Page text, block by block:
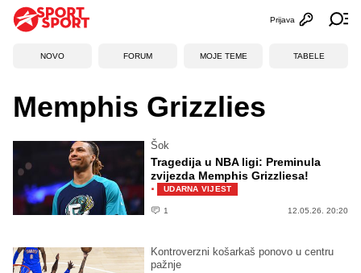
Otvori
Prijava
NOVO FORUM MOJE TEME TABELE
Memphis Grizzlies
Šok
Tragedija u NBA ligi: Preminula
zvijezda Memphis Grizzliesa!
· UDARNA VIJEST
1 12.05.26. 20:20
Kontroverzni košarkaš ponovo u centru
pažnje